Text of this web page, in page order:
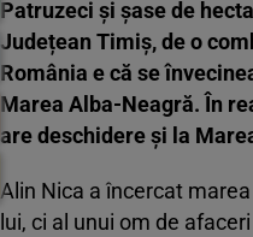
Patruzeci și șase de
Județean Timiș, de o
România e că se
Marea Alba-Neagră. În
are deschidere și la
Alin Nica a încercat
lui, ci al unui om de